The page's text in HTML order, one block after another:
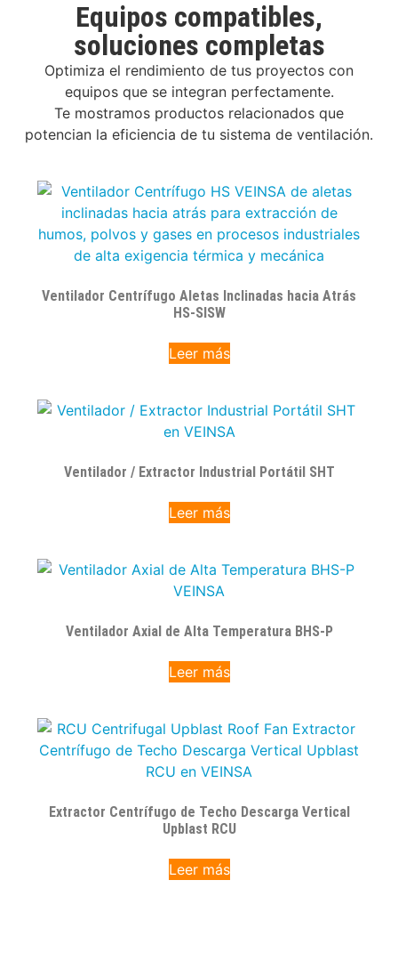
Equipos compatibles,
soluciones completas
Optimiza el rendimiento de tus proyectos con
equipos que se integran perfectamente.
Te mostramos productos relacionados que
potencian la eficiencia de tu sistema de ventilación.
Ventilador Centrífugo Aletas Inclinadas hacia Atrás
HS-SISW
Leer más
Ventilador / Extractor Industrial Portátil SHT
Leer más
Ventilador Axial de Alta Temperatura BHS-P
Leer más
Extractor Centrífugo de Techo Descarga Vertical
Upblast RCU
Leer más